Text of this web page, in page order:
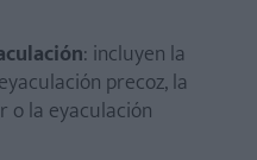
: incluyen la
precoz, la
o la eyaculación